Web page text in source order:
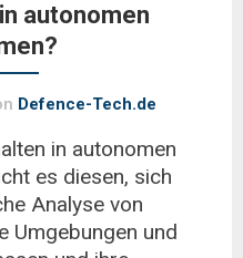
autonomen
Defence-Tech.de
in autonomen
es diesen, sich
Analyse von
Umgebungen und